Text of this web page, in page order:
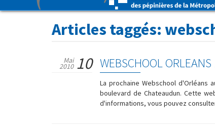
Articles taggés:
WEBSCHOOL
Mai
2010 10
La prochaine Webschool d'Orléans
boulevard de Chateaudun. Cette
d'informations, vous pouvez